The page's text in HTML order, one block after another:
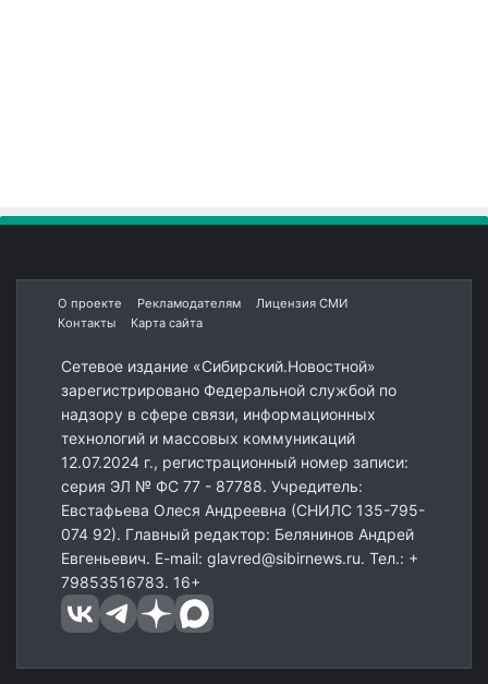
О проекте Рекламодателям
Лицензия СМИ
Контакты
Карта сайта
Сетевое издание «Сибирский.Новостной»
зарегистрировано Федеральной службой по
надзору в сфере связи, информационных
технологий и массовых коммуникаций
12.07.2024 г., регистрационный номер записи:
серия ЭЛ № ФС 77 - 87788. Учредитель:
Евстафьева Олеся Андреевна (СНИЛС 135-795-
074 92). Главный редактор: Белянинов Андрей
Евгеньевич. E-mail: glavred@sibirnews.ru. Тел.: +
79853516783. 16+